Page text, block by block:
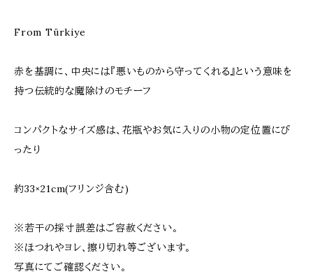
From Türkiye
赤を基調に、中央には『悪いものから守ってくれる』という意味を
持つ伝統的な魔除けのモチーフ
コンパクトなサイズ感は、花瓶やお気に入りの小物の定位置にぴ
ったり
約33×21cm(フリンジ含む)
※若干の採寸誤差はご容赦ください。
※ほつれやヨレ、擦り切れ等ございます。
写真にてご確認ください。